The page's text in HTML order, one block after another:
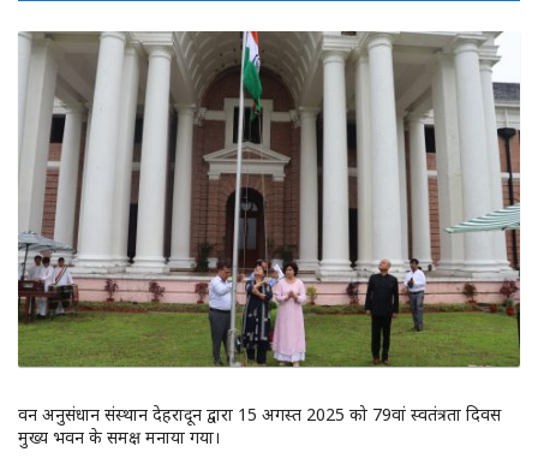
वन अनुसंधान संस्थान देहरादून द्वारा 15 अगस्त 2025 को 79वां स्वतंत्रता दिवस
मुख्य भवन के समक्ष मनाया गया।